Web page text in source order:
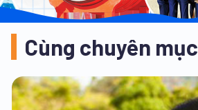
Cùng chuyên mục